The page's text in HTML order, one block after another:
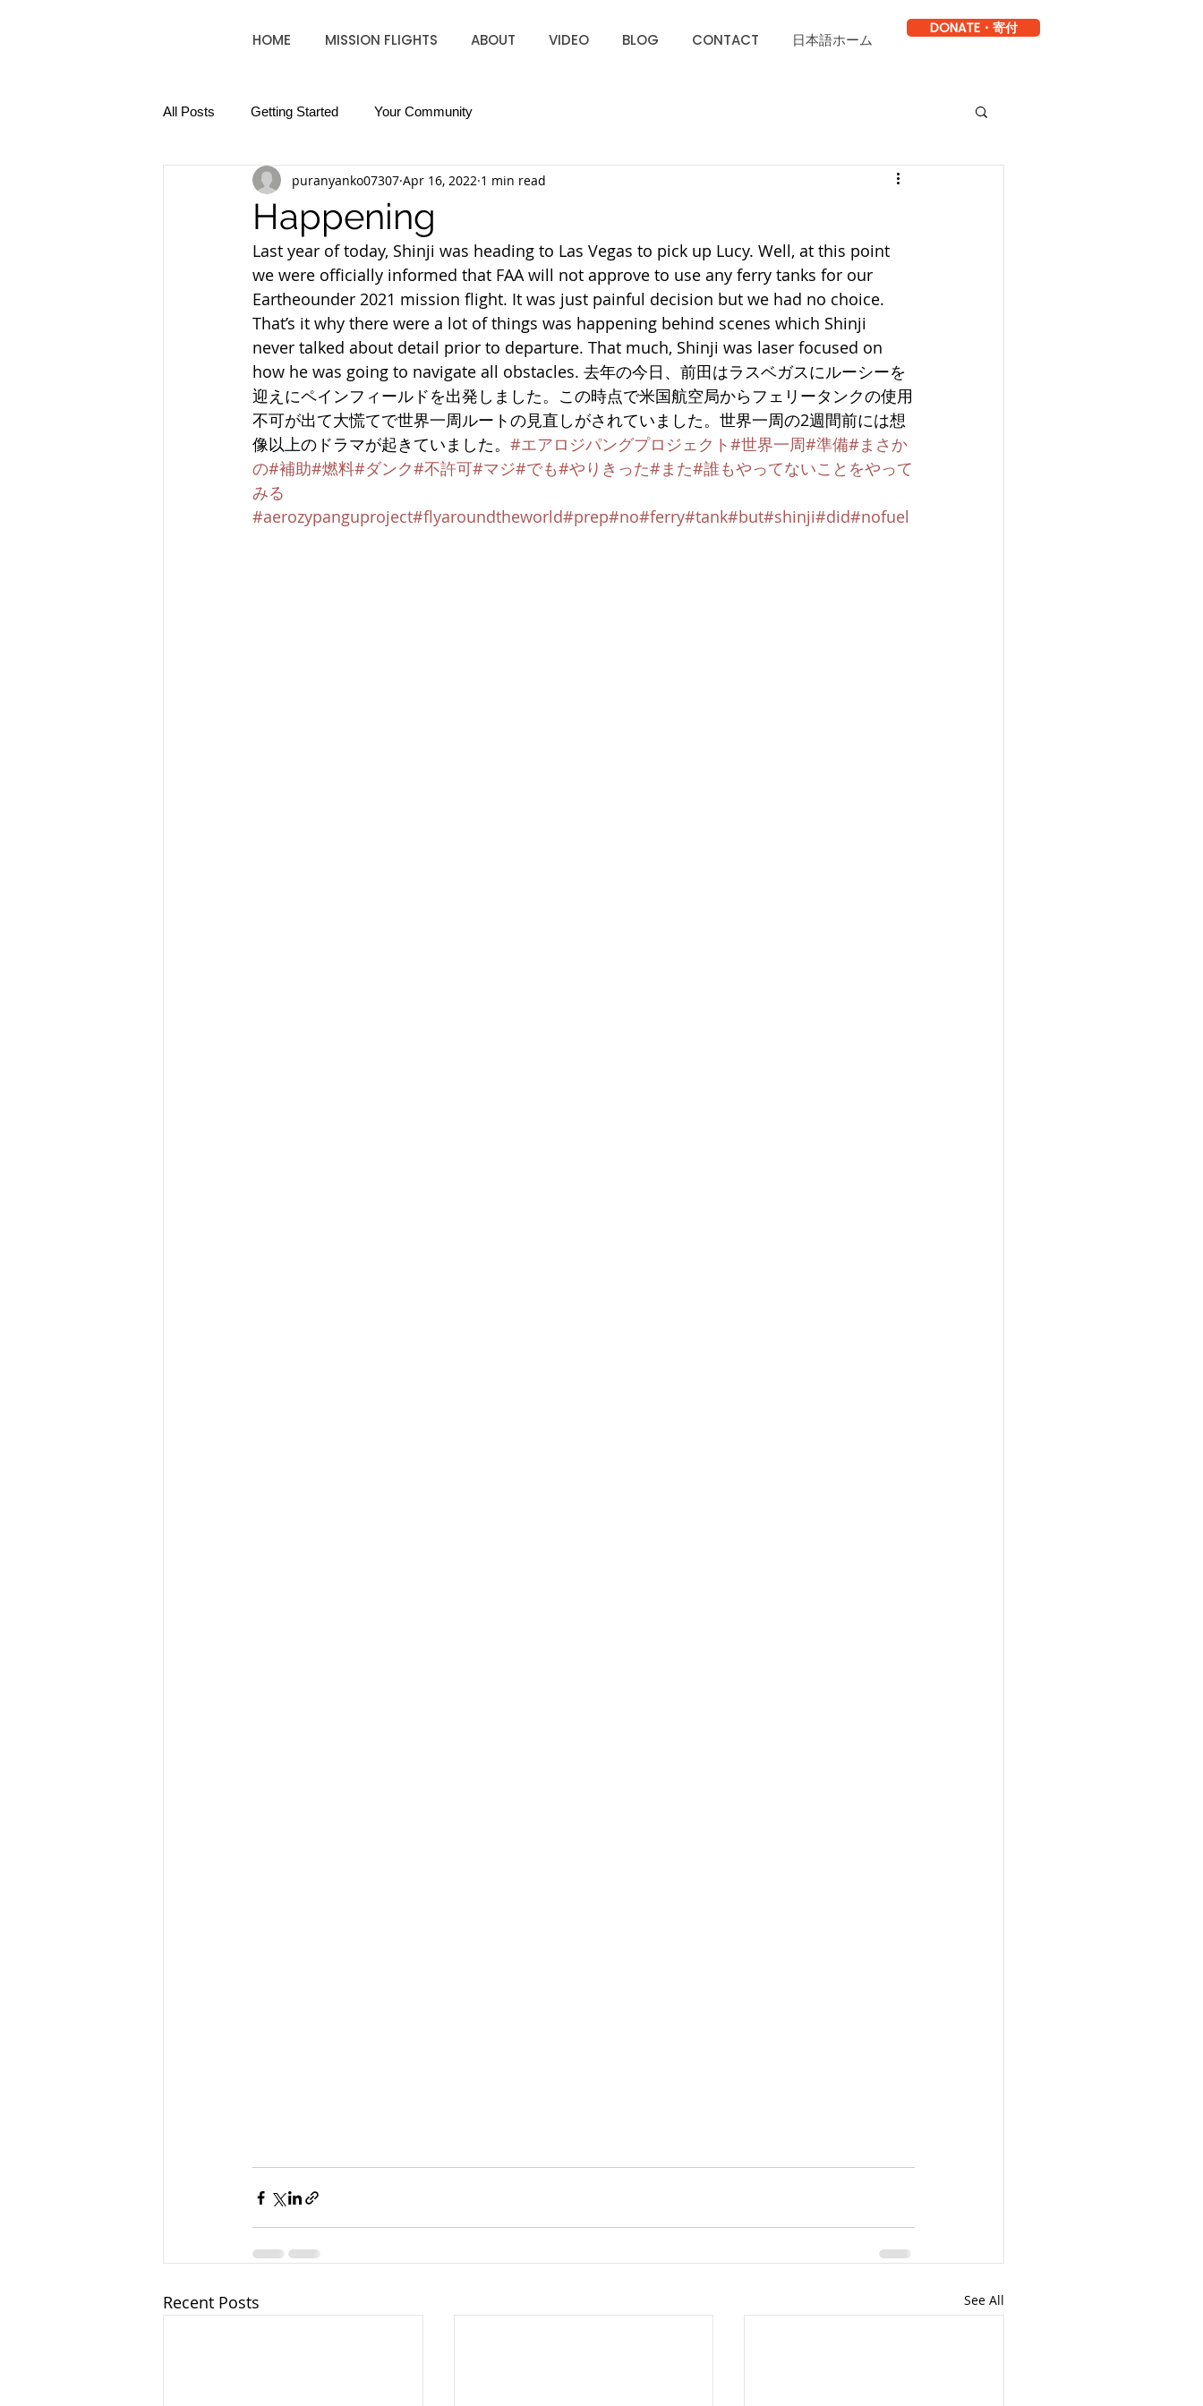
HOME MISSION FLIGHTS ABOUT VIDEO BLOG CONTACT 日本語ホーム
DONATE・寄付
All Posts Getting Started Your Community
Happening
puranyanko07307 Apr 16, 2022 1 min read
Last year of today, Shinji was heading to Las Vegas to pick up Lucy. Well, at this point
we were officially informed that FAA will not approve to use any ferry tanks for our
Eartheounder 2021 mission flight. It was just painful decision but we had no choice.
That’s it why there were a lot of things was happening behind scenes which Shinji
never talked about detail prior to departure. That much, Shinji was laser focused on
how he was going to navigate all obstacles. 去年の今日、前田はラスベガスにルーシーを
迎えにペインフィールドを出発しました。この時点で米国航空局からフェリータンクの使用
不可が出て大慌てで世界一周ルートの見直しがされていました。世界一周の2週間前には想
像以上のドラマが起きていました。 #エアロジパングプロジェクト#世界一周#準備#まさか
の#補助#燃料#ダンク#不許可#マジ#でも#やりきった#また#誰もやってないことをやって
みる
#aerozypanguproject#flyaroundtheworld#prep#no#ferry#tank#but#shinji#did#nofuel
Recent Posts See All